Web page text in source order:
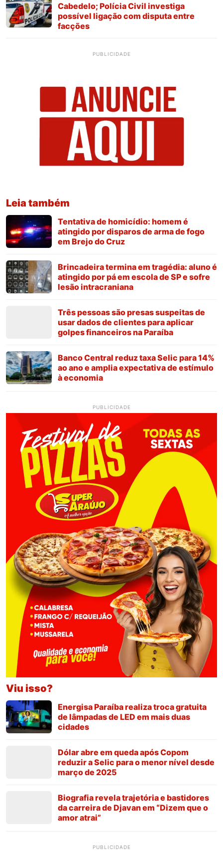
Cabedelo; Polícia Civil investiga
possível ligação com disputa entre
facções
PUBLICIDADE
Leia também
Tentativa de homicídio: homem é
atingido por disparos de arma de fogo
em Brejo do Cruz
Brincadeira termina em tragédia: aluno é
atingido por pá em escola de SP e sofre
lesão intracraniana
Três pessoas são presas suspeitas de
usar dados de clientes para aplicar
golpes financeiros na Paraíba
Banco Central reduz taxa Selic para 14%
ao ano e amplia expectativa de estímulo
à economia
PUBLICIDADE
Viu isso?
Energisa Paraíba realiza troca gratuita
de lâmpadas de LED em mais duas
cidades
Dólar abre em queda após Copom
reduzir a Selic para o menor nível desde
março de 2025
Biografia revela trajetória e bastidores
da carreira de Djavan em “Dizem que o
amor atrai”
PUBLICIDADE